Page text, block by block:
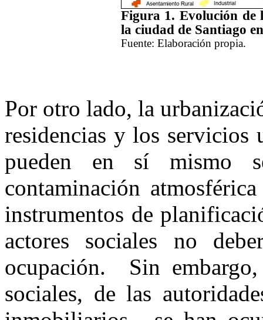
Figura 1. Evolución de
la ciudad de Santiago
Fuente: Elaboración propia.
Por otro lado, la
residencias y los servicios
pueden en sí mismo
contaminación
instrumentos de
actores sociales no
ocupación. Sin
sociales, de las